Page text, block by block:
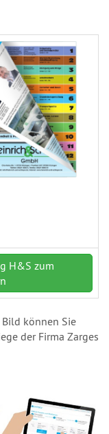
H&S zum
können Sie
der Firma Zarges